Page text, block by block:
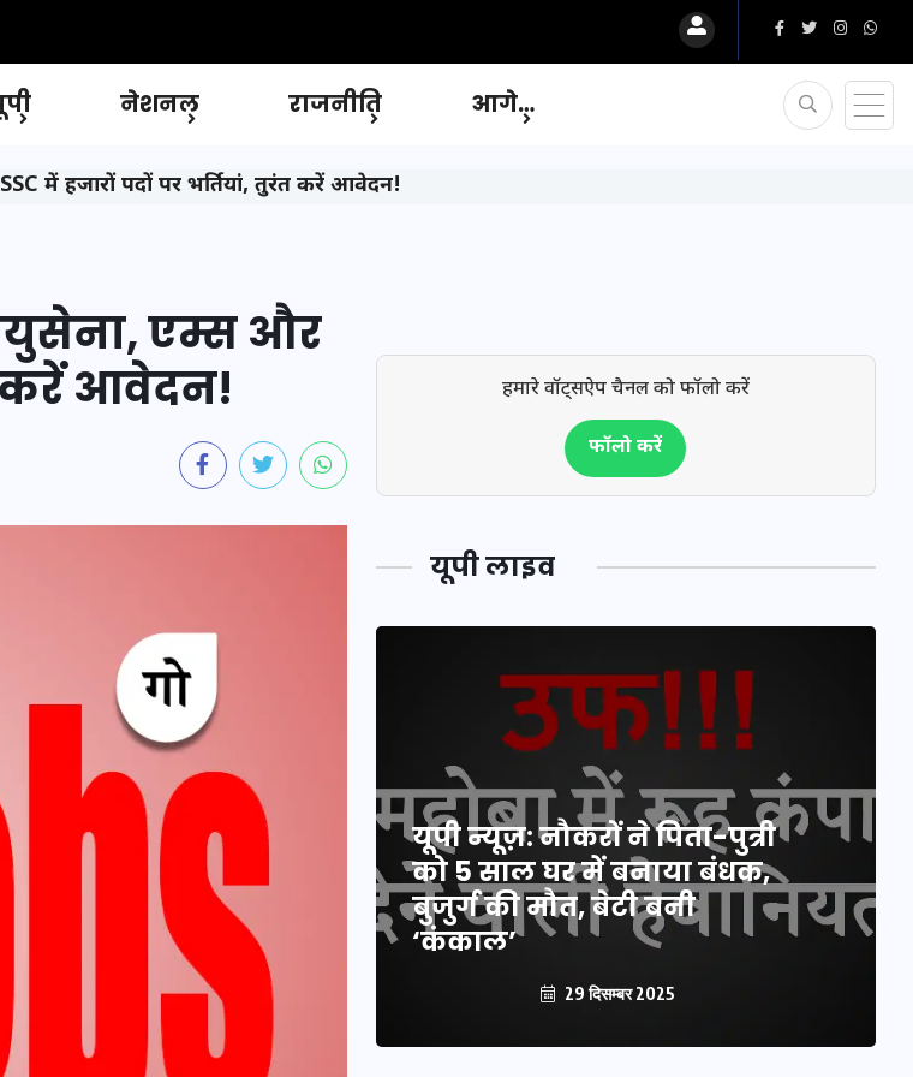
नेशनल राजनीति आगे…
में हजारों पदों पर भर्तियां, तुरंत करें आवेदन!
एम्स और
करें आवेदन!
हमारे वॉट्सऐप चैनल को फॉलो करें
फॉलो करें
यूपी लाइव
पुनरीक्षण कार्यक्रम में
देखें नई तारीखों की
30 दिसम्बर 2025
यूपी न्यूज़: नौकरों ने पिता-पुत्री
को 5 साल घर में बनाया बंधक,
बुजुर्ग की मौत, बेटी बनी
‘कंकाल’
29 दिसम्बर 2025